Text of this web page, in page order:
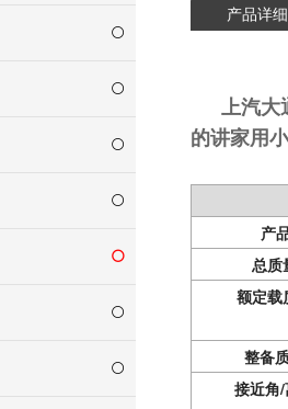
产品详
上汽
的讲家用
产
总质
额定载
整备
接近角/